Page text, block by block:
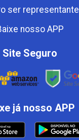
ser representante
nosso APP
Site Seguro
já nosso APP